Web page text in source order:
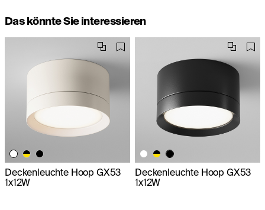
Das könnte Sie interessieren
Deckenleuchte Hoop GX53
1x12W
Deckenleuchte Hoop GX53
1x12W